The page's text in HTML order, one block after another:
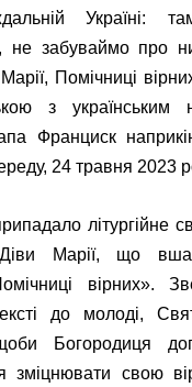
Україні:
не забуваймо про
Помічниці
з українським
Франциск
24 травня 2023
літургійне
Діви Марії, що
вірних».
до молоді,
Богородиця
зміцнювати свою